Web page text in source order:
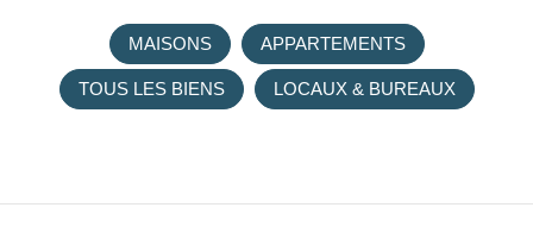
MAISONS APPARTEMENTS
TOUS LES BIENS LOCAUX & BUREAUX